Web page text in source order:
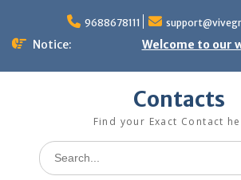
content
9688678111
Notice: Welcome to our
Contacts
Find your Exact Contact
Search
for: